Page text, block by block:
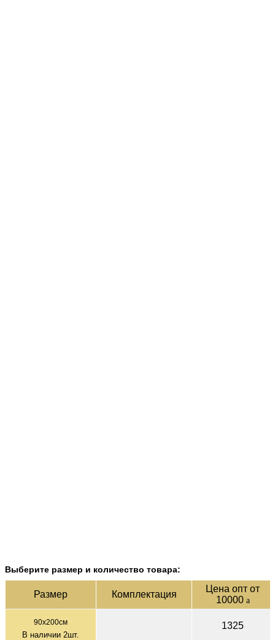
Выберите размер и количество товара:
Раз­мер Ком­плек­тация
Цена опт от
10000 a
90х200см
В наличии 2шт.
1325